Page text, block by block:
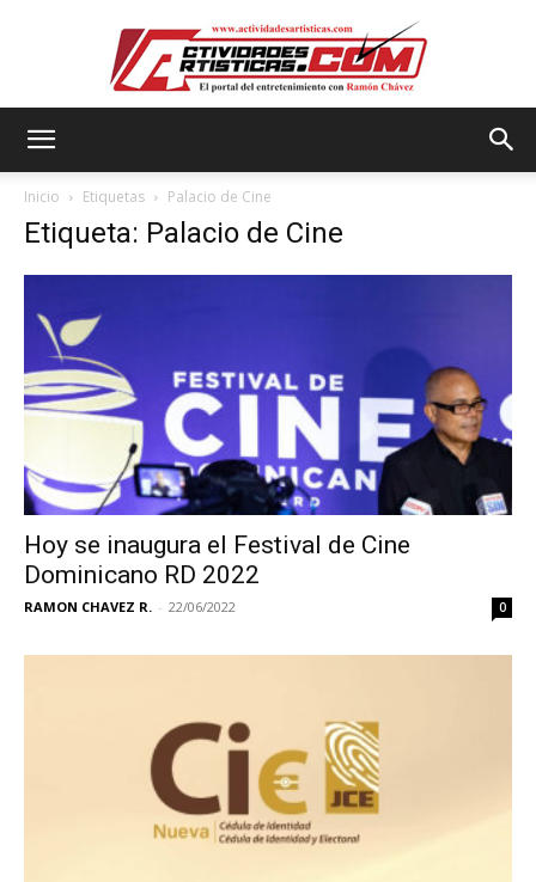
Inicio Etiquetas Palacio de Cine
Etiqueta: Palacio de Cine
Hoy se inaugura el Festival de Cine
Dominicano RD 2022
RAMON CHAVEZ R. - 22/06/2022 0